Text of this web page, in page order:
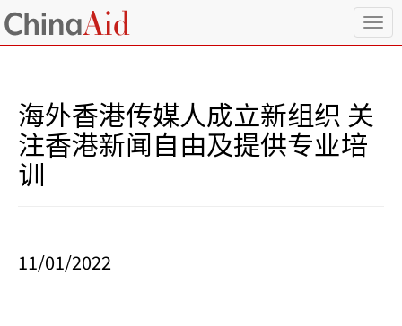
T
o
n
海外香港传媒人成立新组织 关
注香港新闻自由及提供专业培
训
11/01/2022